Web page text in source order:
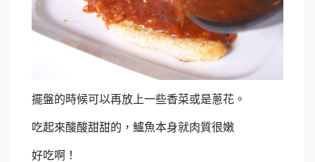
擺盤的時候可以再放上一些香菜或是蔥花。
吃起來酸酸甜甜的，鱸魚本身就肉質很嫩
好吃啊！